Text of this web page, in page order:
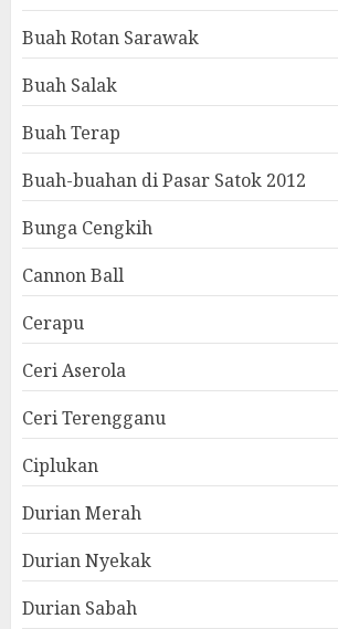
Buah Rotan Sarawak
Buah Salak
Buah Terap
Buah-buahan di Pasar Satok 2012
Bunga Cengkih
Cannon Ball
Cerapu
Ceri Aserola
Ceri Terengganu
Ciplukan
Durian Merah
Durian Nyekak
Durian Sabah